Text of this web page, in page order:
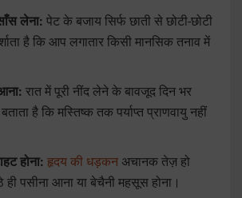
लेना: पेट के बजाय सिर्फ छाती से छोटी-छोटी
है कि आप लगातार किसी मानसिक तनाव में
रात में पूरी नींद लेने के बावजूद दिन भर
है कि मस्तिष्क तक पर्याप्त प्राणवायु नहीं
होना: हृदय की धड़कन अचानक तेज़ हो
पसीना आना या बेचैनी महसूस होना।